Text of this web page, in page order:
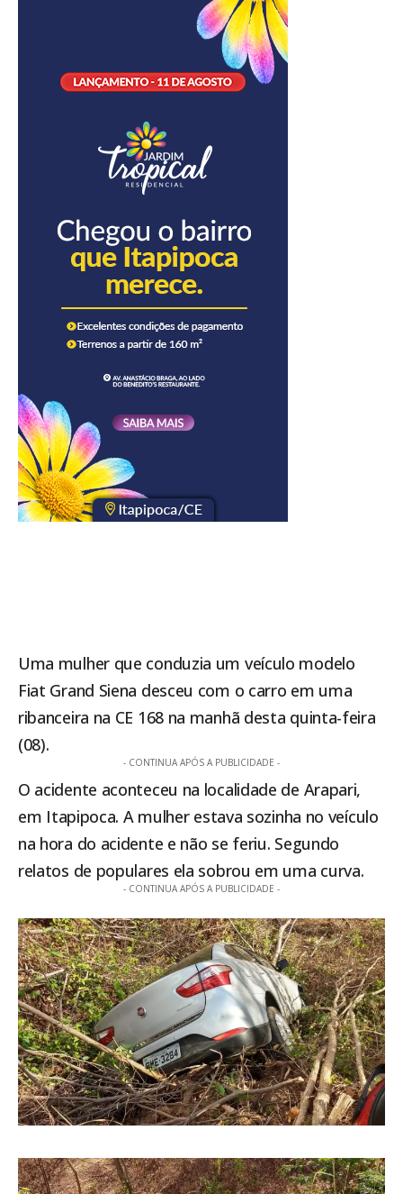
Uma mulher que conduzia um veículo modelo
Fiat Grand Siena desceu com o carro em uma
ribanceira na CE 168 na manhã desta quinta-feira
(08).
- CONTINUA APÓS A PUBLICIDADE -
O acidente aconteceu na localidade de Arapari,
em Itapipoca. A mulher estava sozinha no veículo
na hora do acidente e não se feriu. Segundo
relatos de populares ela sobrou em uma curva.
- CONTINUA APÓS A PUBLICIDADE -